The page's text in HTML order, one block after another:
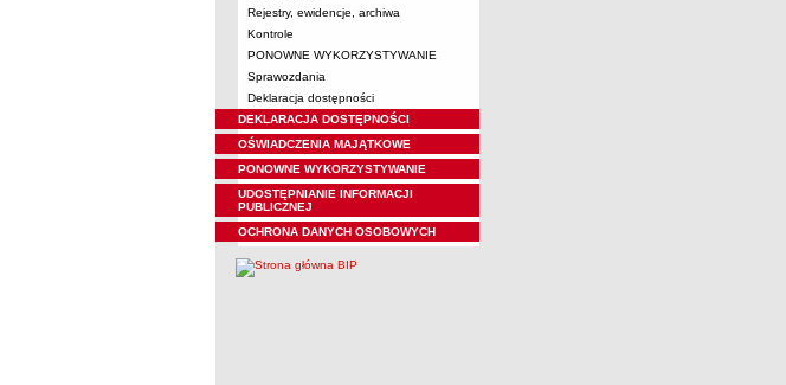
Rejestry, ewidencje, archiwa
Kontrole
PONOWNE WYKORZYSTYWANIE
Sprawozdania
Deklaracja dostępności
DEKLARACJA DOSTĘPNOŚCI
OŚWIADCZENIA MAJĄTKOWE
PONOWNE WYKORZYSTYWANIE
UDOSTĘPNIANIE INFORMACJI
PUBLICZNEJ
OCHRONA DANYCH OSOBOWYCH